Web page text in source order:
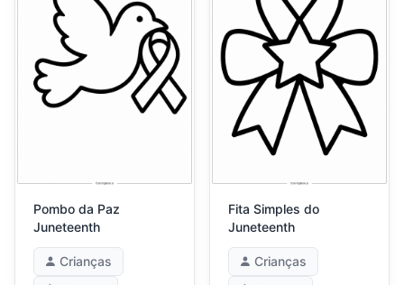
Pombo da Paz
Juneteenth
Crianças
Fita Simples do
Juneteenth
Crianças